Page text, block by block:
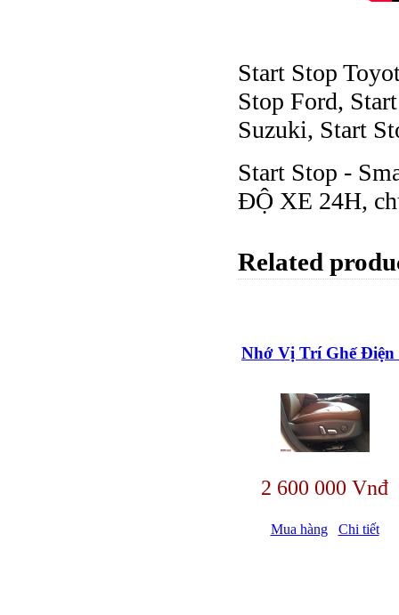
Start Stop
Stop Ford,
Suzuki, Start
Start Stop -
ĐỘ XE 24H,
Related
Nhớ Vị Trí Ghế Điện
2 600 000 Vnđ
Mua hàng Chi tiết